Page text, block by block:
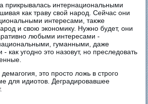
прикрывалась интернациональными
как траву свой народ. Сейчас они
интересами, также
и свою экономику. Нужно будет, они
любыми интересами -
гуманными, даже
как угодно это назовут, но преследовать
это просто ложь в строго
для идиотов. Деградировавшее